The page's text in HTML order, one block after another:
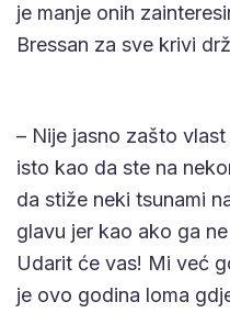
je manje onih
Bressan za sve krivi
– Nije jasno zašto
isto kao da ste na
da stiže neki tsunami
glavu jer kao ako ga
Udarit će vas! Mi već
je ovo godina loma